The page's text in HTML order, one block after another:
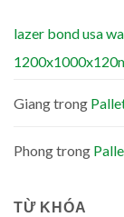
lazer bond usa
Giangtrong
Phongtrong
TỪ KHÓA